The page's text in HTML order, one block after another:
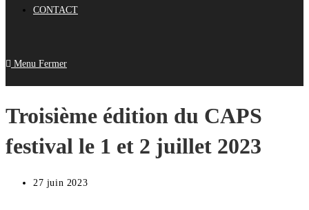
CONTACT
Menu Fermer
Troisième édition du CAPS
festival le 1 et 2 juillet 2023
27 juin 2023